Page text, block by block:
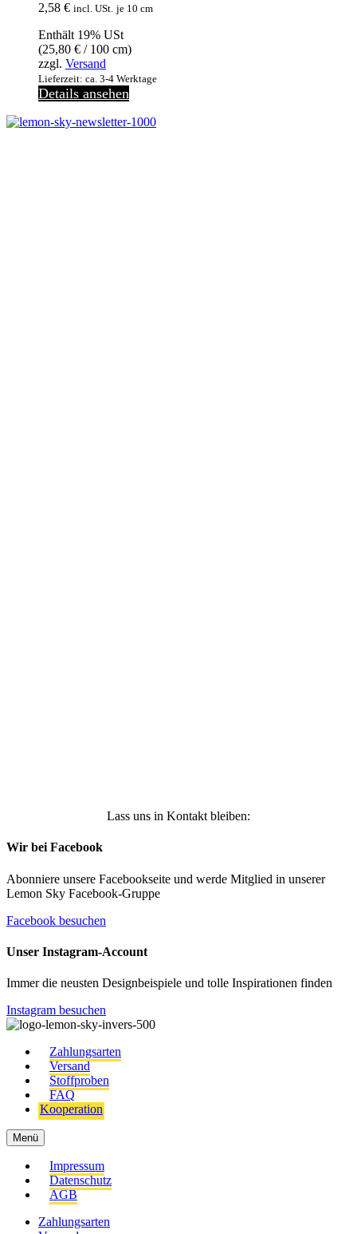
2,58 € incl. USt. je 10 cm
Enthält 19% USt
(25,80 € / 100 cm)
zzgl. Versand
Lieferzeit: ca. 3-4 Werktage
Details ansehen
Lass uns in Kontakt bleiben:
Wir bei Facebook
Abonniere unsere Facebookseite und werde Mitglied in unserer
Lemon Sky Facebook-Gruppe
Facebook besuchen
Unser Instagram-Account
Immer die neusten Designbeispiele und tolle Inspirationen finden
Instagram besuchen
Zahlungsarten
Versand
Stoffproben
FAQ
Kooperation
Menü
Impressum
Datenschutz
AGB
Zahlungsarten